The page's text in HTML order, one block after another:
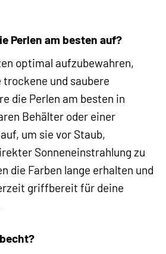
Perlen am besten auf?
optimal aufzubewahren,
und saubere
die Perlen am besten in
Behälter oder einer
um sie vor Staub,
Sonneneinstrahlung zu
die Farben lange erhalten und
griffbereit für deine